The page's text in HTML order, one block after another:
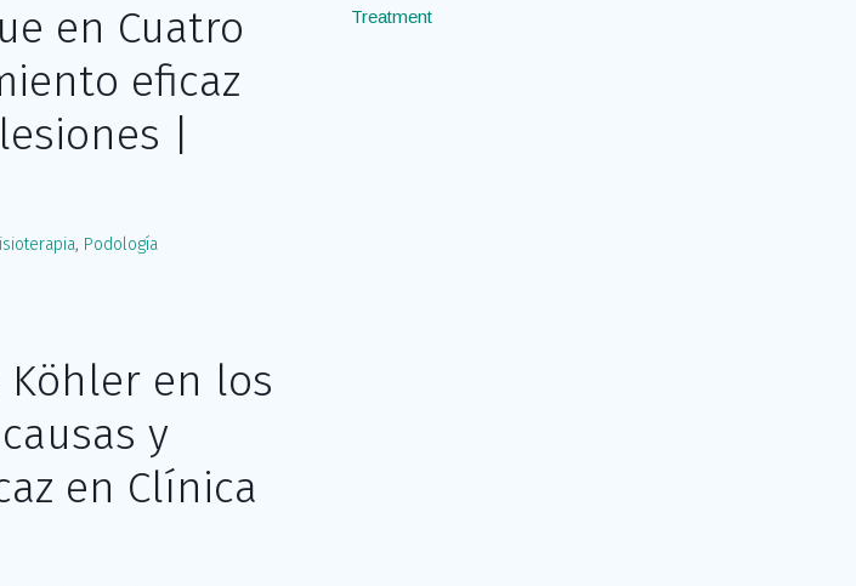
en Cuatro
eficaz
|
, Podología
en los
y
en Clínica
Treatment